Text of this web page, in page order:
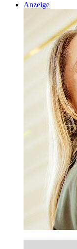
Anzeige